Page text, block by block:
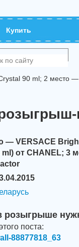
Купить
90 ml; 2 место
— VERSACE
от CHANEL; 3
розыгрыше
поста:
88877818_63